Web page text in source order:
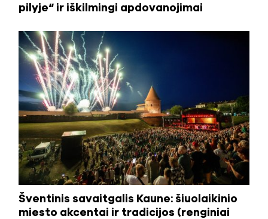
pilyje“ ir iškilmingi apdovanojimai
Šventinis savaitgalis Kaune: šiuolaikinio
miesto akcentai ir tradicijos (renginiai